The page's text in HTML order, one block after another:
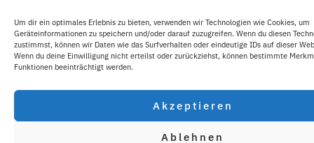
Um dir ein optimales Erlebnis zu bieten, verwenden wir Technologien wie Cookies, um
Geräteinformationen zu speichern und/oder darauf zuzugreifen. Wenn du diesen
zustimmst, können wir Daten wie das Surfverhalten oder eindeutige IDs auf dieser
Wenn du deine Einwilligung nicht erteilst oder zurückziehst, können bestimmte
Funktionen beeinträchtigt werden.
Akzeptieren
Ablehnen